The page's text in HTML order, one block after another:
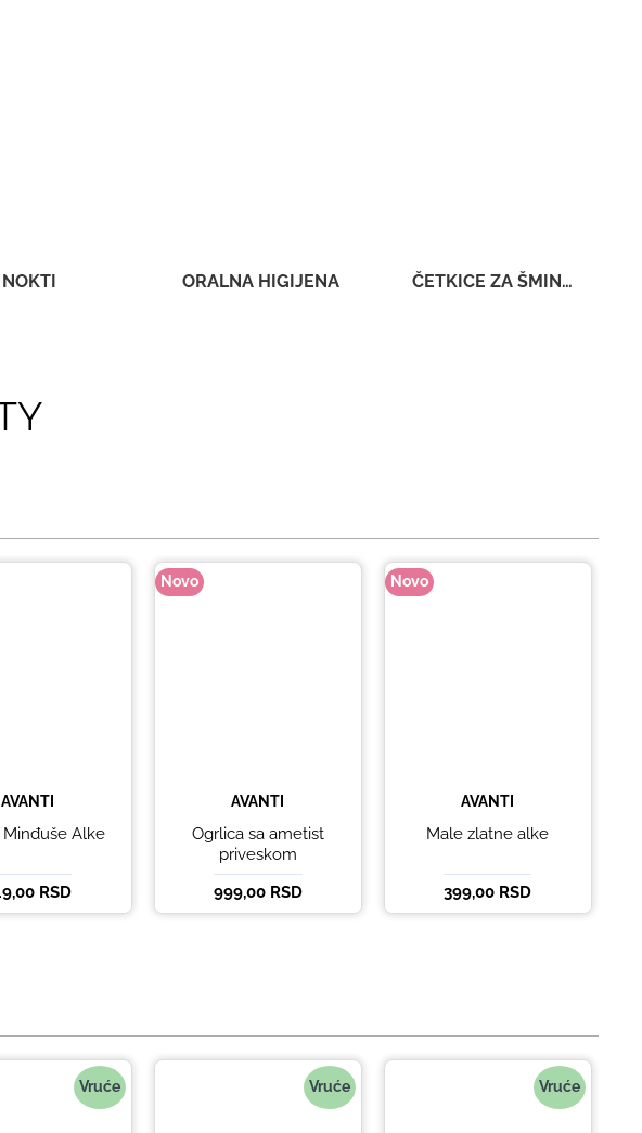
NOKTI ORALNA HIGIJENA ČETKICE ZA ŠMINKANJE
AVANTI
Alke
RSD
Novo
AVANTI
Ogrlica sa ametist
priveskom
999,00 RSD
Novo
AVANTI
Male zlatne alke
399,00 RSD
Vruće Vruće Vruće